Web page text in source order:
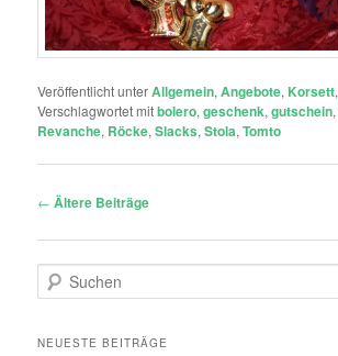
Veröffentlicht unterAllgemein,Angebote, Korsett,
Verschlagwortet mitbolero,geschenk,gutschein,
Revanche, Röcke,Slacks,Stola,Tomto
Beitragsnavigation
← Ältere Beiträge
u
h
NEUESTE BEITRÄGE